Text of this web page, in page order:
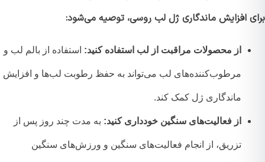
افزایش ماندگاری ژل لب روسی، توصیه می‌شود:
از محصولات مراقبت از لب استفاده کنید:استفاده از بالم لب و
مرطوب‌کننده‌های لب می‌تواند به حفظ رطوبت لب‌ها و افزایش
ماندگاری ژل کمک کند.
از فعالیت‌های سنگین خودداری کنید:به مدت چند روز پس از
تزریق، از انجام فعالیت‌های سنگین و ورزش‌های سنگین